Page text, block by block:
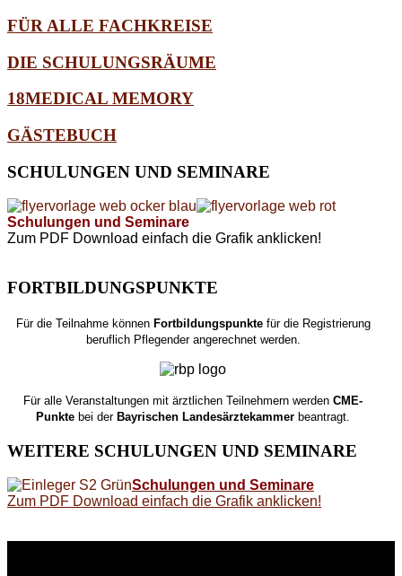
FÜR ALLE FACHKREISE
DIE SCHULUNGSRÄUME
18MEDICAL MEMORY
GÄSTEBUCH
SCHULUNGEN UND SEMINARE
Schulungen und Seminare
Zum PDF Download einfach die Grafik anklicken!
FORTBILDUNGSPUNKTE
Für die Teilnahme könnenFortbildungspunktefür die Registrierung
beruflich Pflegender angerechnet werden.
Für alle Veranstaltungen mit ärztlichen Teilnehmern werdenCME-
Punkte bei derBayrischen Landesärztekammer beantragt.
WEITERE SCHULUNGEN UND SEMINARE
Schulungen und Seminare
Zum PDF Download einfach die Grafik anklicken!